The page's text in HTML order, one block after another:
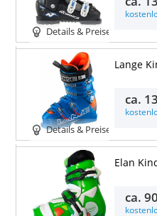
Details & Preise
Details & Preise
Lange
ca.
Elan
ca.